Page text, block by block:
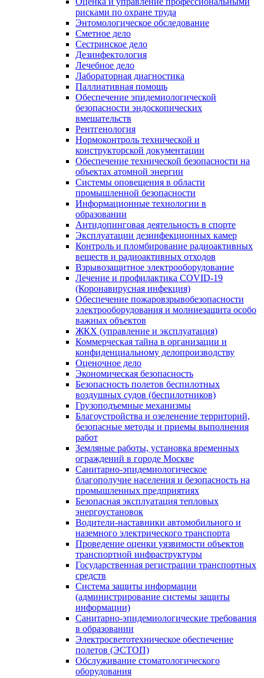
рисками по охране труда
Энтомологическое обследование
Сметное дело
Сестринское дело
Дезинфектология
Лечебное дело
Лабораторная диагностика
Паллиативная помощь
Обеспечение эпидемиологической
безопасности эндоскопических
вмешательств
Рентгенология
Нормоконтроль технической и
конструкторской документации
Обеспечение технической безопасности на
объектах атомной энергии
Системы оповещения в области
промышленной безопасности
Информационные технологии в
образовании
Антидопинговая деятельность в спорте
Эксплуатации дезинфекционных камер
Контроль и пломбирование радиоактивных
веществ и радиоактивных отходов
Взрывозащитное электрооборудование
Лечение и профилактика COVID-19
(Коронавирусная инфекция)
Обеспечение пожаровзрывобезопасности
электрооборудования и молниезащита особо
важных объектов
ЖКХ (управление и эксплуатация)
Коммерческая тайна в организации и
конфиденциальному делопроизводству
Оценочное дело
Экономическая безопасность
Безопасность полетов беспилотных
воздушных судов (беспилотников)
Грузоподъемные механизмы
Благоустройства и озеленение территорий,
безопасные методы и приемы выполнения
работ
Земляные работы, установка временных
ограждений в городе Москве
Санитарно-эпидемиологическое
благополучие населения и безопасность на
промышленных предприятиях
Безопасная эксплуатация тепловых
энергоустановок
Водители-наставники автомобильного и
наземного электрического транспорта
Проведение оценки уязвимости объектов
транспортной инфраструктуры
Государственная регистрации транспортных
средств
Система защиты информации
(администрирование системы защиты
информации)
Санитарно-эпидемиологические требования
в образовании
Электросветотехническое обеспечение
полетов (ЭСТОП)
Обслуживание стоматологического
оборудования